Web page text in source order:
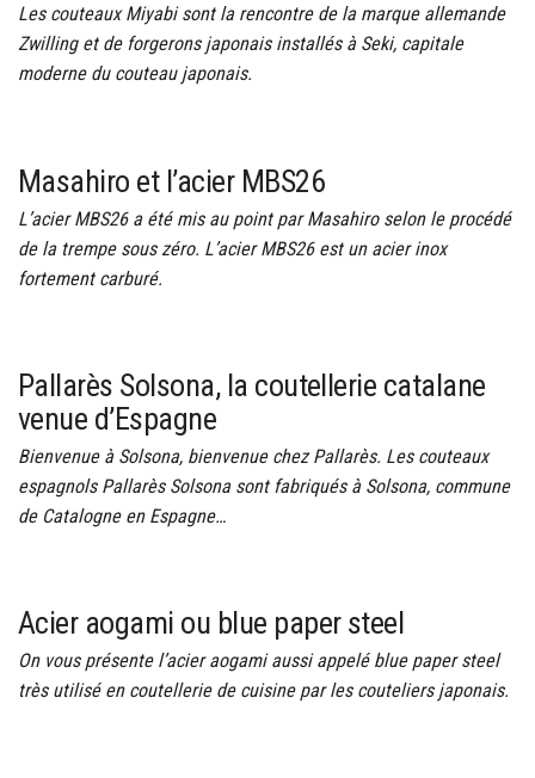
Les couteaux Miyabi sont la rencontre de la marque allemande
Zwilling et de forgerons japonais installés à Seki, capitale
moderne du couteau japonais.
Masahiro et l’acier MBS26
L’acier MBS26 a été mis au point par Masahiro selon le procédé
de la trempe sous zéro. L’acier MBS26 est un acier inox
fortement carburé.
Pallarès Solsona, la coutellerie catalane
venue d’Espagne
Bienvenue à Solsona, bienvenue chez Pallarès. Les couteaux
espagnols Pallarès Solsona sont fabriqués à Solsona, commune
de Catalogne en Espagne…
Acier aogami ou blue paper steel
On vous présente l’acier aogami aussi appelé blue paper steel
très utilisé en coutellerie de cuisine par les couteliers japonais.